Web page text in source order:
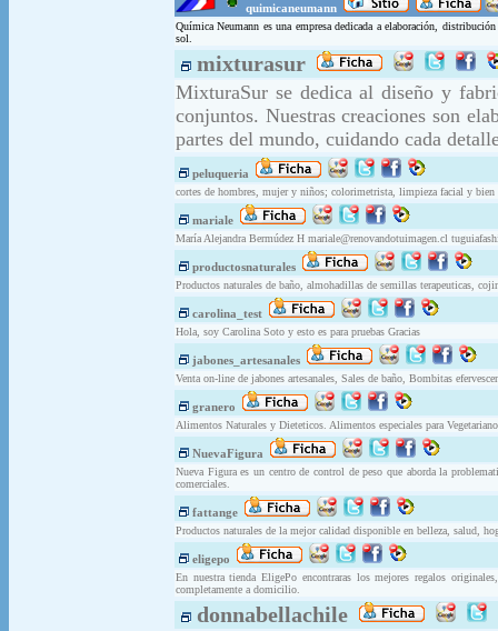
quimicaneumann
Química Neumann es una empresa dedicada a elaboración,
sol.
mixturasur
MixturaSur se dedica al diseño y
conjuntos. Nuestras creaciones son
partes del mundo, cuidando cada
peluqueria
cortes de hombres, mujer y niños; colorimetrista, limpieza facial y bien
mariale
María Alejandra Bermúdez H mariale@renovandotuimagen.cl
productosnaturales
Productos naturales de baño, almohadillas de semillas terapeuticas,
carolina_test
Hola, soy Carolina Soto y esto es para pruebas Gracias
jabones_artesanales
Venta on-line de jabones artesanales, Sales de baño, Bombitas
granero
Alimentos Naturales y Dieteticos. Alimentos especiales para
NuevaFigura
Nueva Figura es un centro de control de peso que aborda la
comerciales.
fattange
Productos naturales de la mejor calidad disponible en belleza, salud,
eligepo
En nuestra tienda EligePo encontraras los mejores regalos
completamente a domicilio.
donnabellachile